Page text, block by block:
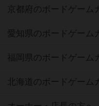
京都府のボードゲーム
愛知県のボードゲーム
福岡県のボードゲーム
北海道のボードゲーム